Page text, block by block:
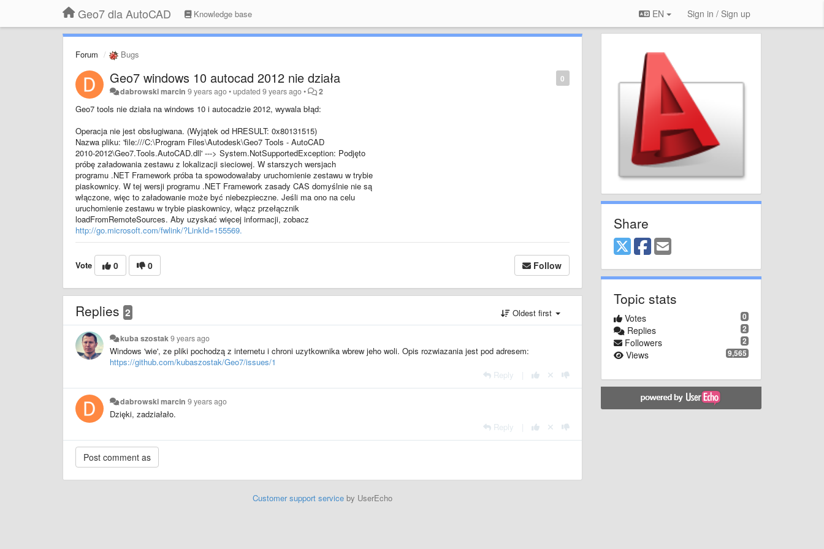
Geo7 dla AutoCAD Knowledge base EN Sign in / Sign up
Forum Bugs
0
Geo7 windows 10 autocad 2012 nie działa
dabrowski marcin 9 years ago•updated9 years ago• 2
Geo7 tools nie działa na windows 10 i autocadzie 2012, wywala błąd:
Operacja nie jest obsługiwana. (Wyjątek od HRESULT: 0x80131515)
Nazwa pliku: 'file:///C:\Program Files\Autodesk\Geo7 Tools - AutoCAD
2010-2012\Geo7.Tools.AutoCAD.dll' ---> System.NotSupportedException: Podjęto
próbę załadowania zestawu z lokalizacji sieciowej. W starszych wersjach
programu .NET Framework próba ta spowodowałaby uruchomienie zestawu w trybie
piaskownicy. W tej wersji programu .NET Framework zasady CAS domyślnie nie są
włączone, więc to załadowanie może być niebezpieczne. Jeśli ma ono na celu
uruchomienie zestawu w trybie piaskownicy, włącz przełącznik
loadFromRemoteSources. Aby uzyskać więcej informacji, zobacz
http://go.microsoft.com/fwlink/?LinkId=155569.
Vote 0 0 Follow
Replies 2 Oldest first
kuba szostak9 years ago
Windows 'wie', ze pliki pochodzą z internetu i chroni uzytkownika wbrew jeho woli. Opis rozwiazania jest pod adresem:
https://github.com/kubaszostak/Geo7/issues/1
Reply
dabrowski marcin 9 years ago
Dzięki, zadziałało.
Reply
Customer support serviceby UserEcho
Share
Topic stats
0
Votes
2
Replies
2
Followers
9,565
Views